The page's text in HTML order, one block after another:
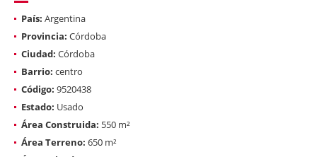
País: Argentina
Provincia: Córdoba
Ciudad: Córdoba
Barrio: centro
Código: 9520438
Estado: Usado
Área Construida: 550 m²
Área Terreno: 650 m²